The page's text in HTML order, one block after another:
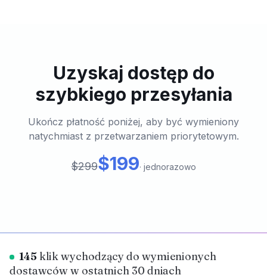
Uzyskaj dostęp do
szybkiego przesyłania
Ukończ płatność poniżej, aby być wymieniony
natychmiast z przetwarzaniem priorytetowym.
$299$199· jednorazowo
145 klik wychodzący do wymienionych
dostawców w ostatnich 30 dniach